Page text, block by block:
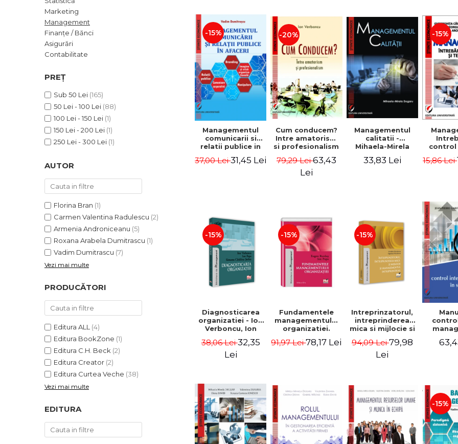
ADMINISTRATIVE
ȘTIINȚE ECONOMICE
ȘTIINȚE EXACTE
EDUCAȚIE FIZICĂ ȘI SPORT
PREUNIVERSITARIA
PACHETE DE STUDIU
PROMOȚIILE LUNII
Cum Cumpăr
Politica de Retur
Formular de Retur
Marketing
Management
Finanțe / Bănci
Asigurări
Contabilitate
PREȚ
Sub 50 Lei (165)
50 Lei - 100 Lei (88)
100 Lei - 150 Lei (1)
150 Lei - 200 Lei (1)
250 Lei - 300 Lei (1)
AUTOR
Florina Bran (1)
Carmen Valentina Radulescu (2)
Armenia Androniceanu (5)
Roxana Arabela Dumitrascu (1)
Vadim Dumitrascu (7)
Vezi mai multe
PRODUCĂTORI
Editura ALL (4)
Editura BookZone (1)
Editura C.H. Beck (2)
Editura Creator (2)
Editura Curtea Veche (38)
Vezi mai multe
EDITURA
-15%
Managementul
comunicarii si
relatii publice in
Dumitrascu
37,00 Lei31,45 Lei
-20%
Cum conducem?
Intre amatorism
si profesionalism
79,29 Lei63,43
Lei
Managementul
calitatii -
Mihaela-Mirela
33,83 Lei
-15%
15,86 Lei
-15%
Diagnosticarea
organizatiei - Ion
Verboncu, Ion
Catalina Stefan
38,06 Lei32,35
Lei
-15%
Fundamentele
managementului
organizatiei.
Eugen Burdus,
91,97 Lei78,17 Lei
-15%
Intreprinzatorul,
intreprinderea
mica si mijlocie si
intreprenorial -
Ovidiu Nicolescu,
94,09 Lei79,98
Lei
-15%